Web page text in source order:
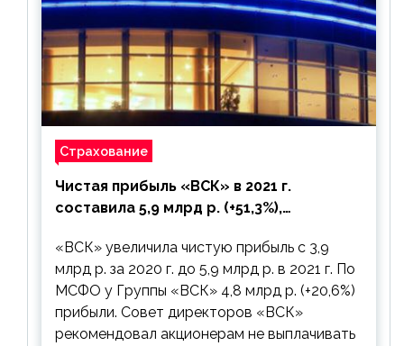
Страхование
Чистая прибыль «ВСК» в 2021 г.
составила 5,9 млрд р. (+51,3%),
выплачивать
«ВСК» увеличила чистую прибыль с 3,9
млрд р. за 2020 г. до 5,9 млрд р. в 2021 г. По
МСФО у Группы «ВСК» 4,8 млрд р. (+20,6%)
прибыли. Совет директоров «ВСК»
рекомендовал акционерам не выплачивать